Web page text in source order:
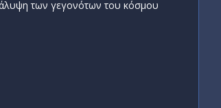
των γεγονότων του κόσμου